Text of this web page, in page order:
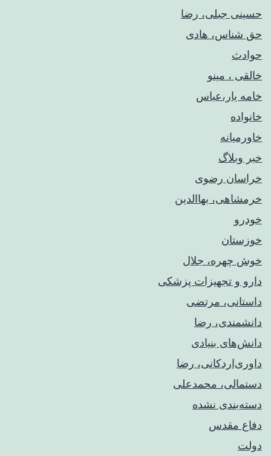
حسینی جبلی، رضا
حق شناس، هادی
حوادث
خالقی ، مینو
خامه یار،عباس
خانواده
خاورمیانه
خبر وبلاگ
خراسان رضوی
خرمشاهی، بهاالدین
خودرو
خوزستان
خوش چهره، جلال
دارو و تجهیزات پزشکی
داستانی، مرتضی
دانشمندی، رضا
دانش‌های بنیادی
داوری‌اردکانی، رضا
دستمالی، محمدعلی
دسته‌بندی نشده
دفاع مقدس
دولت